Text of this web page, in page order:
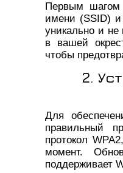
Первым шагом
имени (SSID)
уникально и
в вашей
чтобы
2.
Для
правильный
протокол
момент.
поддерживает